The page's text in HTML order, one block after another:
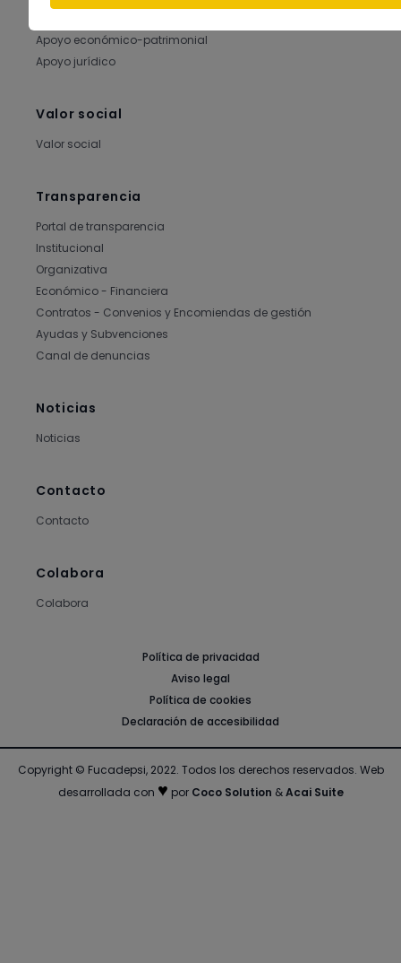
Apoyo económico-patrimonial
Apoyo jurídico
Valor social
Valor social
Transparencia
Portal de transparencia
Institucional
Organizativa
Económico - Financiera
Contratos - Convenios y Encomiendas de gestión
Ayudas y Subvenciones
Canal de denuncias
Noticias
Noticias
Contacto
Contacto
Colabora
Colabora
Política de privacidad
Aviso legal
Política de cookies
Declaración de accesibilidad
Copyright © Fucadepsi, 2022. Todos los derechos reservados. Web
desarrollada con ♥ por Coco Solution &Acai Suite